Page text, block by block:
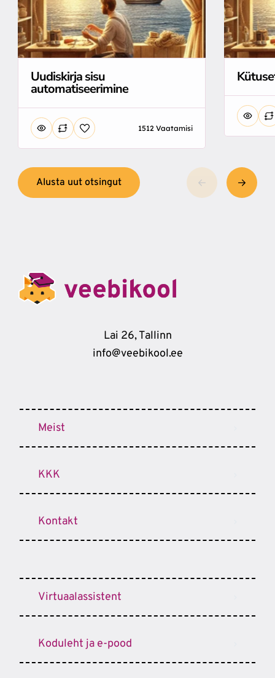
Uudiskirja sisu
automatiseerimine
1512 Vaatamisi
Alusta uut otsingut
Lai 26, Tallinn
info@veebikool.ee
Meist
KKK
Kontakt
Virtuaalassistent
Koduleht ja e-pood